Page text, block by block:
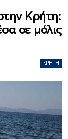
Κρήτη:
σε μόλις
ΚΡΉΤΗ